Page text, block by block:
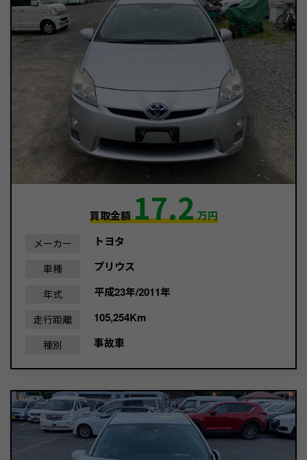
買取金額17.2万円
メーカー トヨタ
車種 プリウス
年式 平成23年/2011年
走行距離 105,254Km
種別 事故車